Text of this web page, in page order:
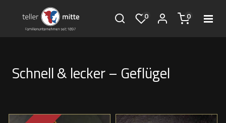
0 0
Schnell & lecker – Geflügel